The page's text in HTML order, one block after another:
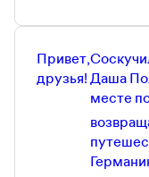
историями —
комьюнити, а еще
https://t.me/
Инстаграм Даши
https://
Телеграм-канал
Наша почта тут —
Привет,
друзья!Даша
месте